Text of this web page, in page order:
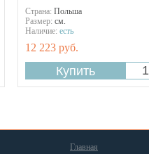
Страна: Польша
Размер: см.
Наличие: есть
12 223 руб.
Главная